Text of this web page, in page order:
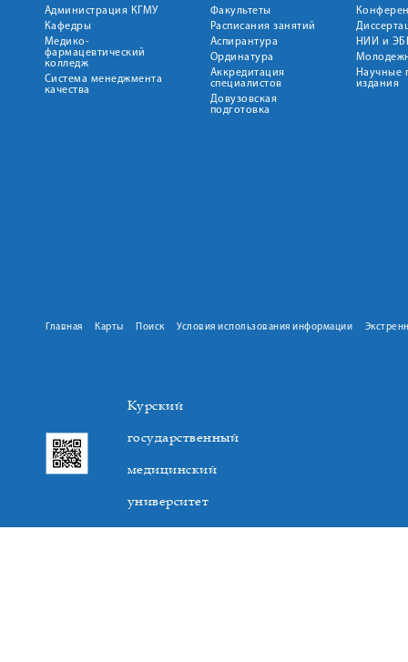
Администрация КГМУ
Кафедры
Медико-
фармацевтический
колледж
Система менеджмента
качества
Факультеты
Расписания занятий
Аспирантура
Ординатура
Аккредитация
специалистов
Довузовская
подготовка
НИИ и
Научные
издания
Главная Карты Поиск Условия использования информации
Курский
государственный
медицинский
университет